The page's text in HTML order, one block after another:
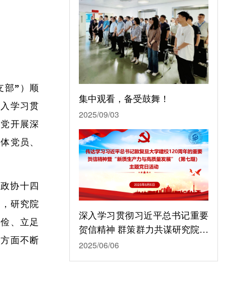
部”）顺
入学习贯
开展深
党员、
协十四
研究院
、立足
面不断
集中观看，备受鼓舞！
2025/09/03
深入学习贯彻习近平总书记重要
贺信精神 群策群力共谋研究院高
质量发展
2025/06/06